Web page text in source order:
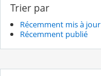
Trier par
Récemment mis à jour
Récemment publié